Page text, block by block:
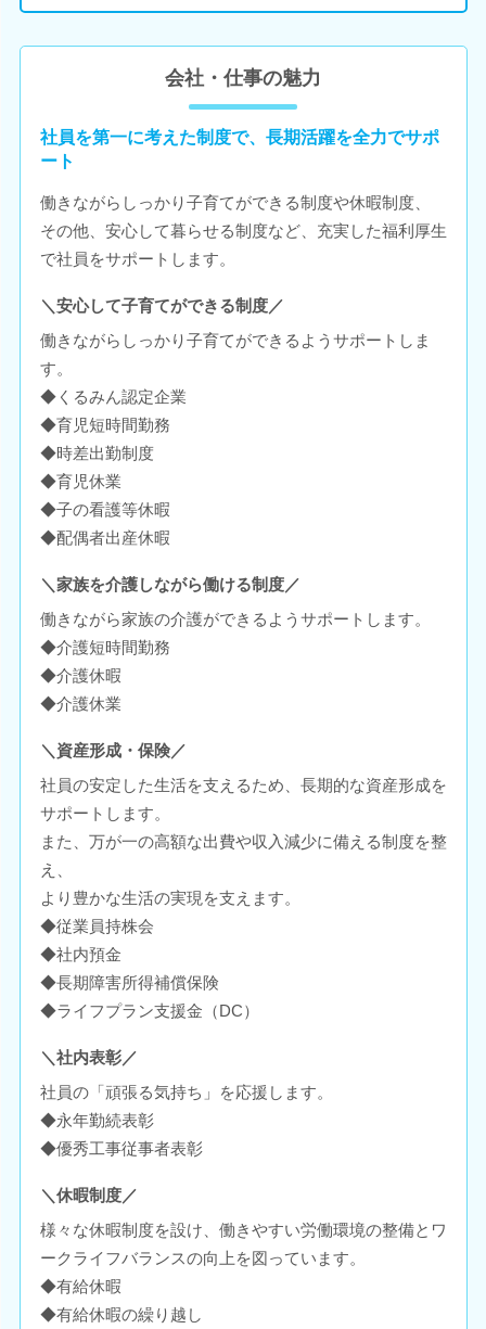
会社・仕事の魅力
社員を第一に考えた制度で、長期活躍を全力でサポ
ート
働きながらしっかり子育てができる制度や休暇制度、
その他、安心して暮らせる制度など、充実した福利厚生
で社員をサポートします。
＼安心して子育てができる制度／
働きながらしっかり子育てができるようサポートしま
す。
◆くるみん認定企業
◆育児短時間勤務
◆時差出勤制度
◆育児休業
◆子の看護等休暇
◆配偶者出産休暇
＼家族を介護しながら働ける制度／
働きながら家族の介護ができるようサポートします。
◆介護短時間勤務
◆介護休暇
◆介護休業
＼資産形成・保険／
社員の安定した生活を支えるため、長期的な資産形成を
サポートします。
また、万が一の高額な出費や収入減少に備える制度を整
え、
より豊かな生活の実現を支えます。
◆従業員持株会
◆社内預金
◆長期障害所得補償保険
◆ライフプラン支援金（DC）
＼社内表彰／
社員の「頑張る気持ち」を応援します。
◆永年勤続表彰
◆優秀工事従事者表彰
＼休暇制度／
様々な休暇制度を設け、働きやすい労働環境の整備とワ
ークライフバランスの向上を図っています。
◆有給休暇
◆有給休暇の繰り越し